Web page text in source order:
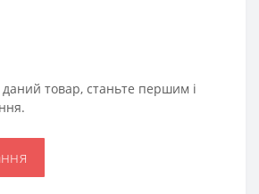
товар, станьте першим і